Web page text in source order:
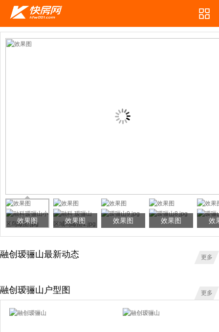
效果图 效果图 效果图 效果图 效
融创瑷骊山最新动态 更多
融创瑷骊山户型图 更多